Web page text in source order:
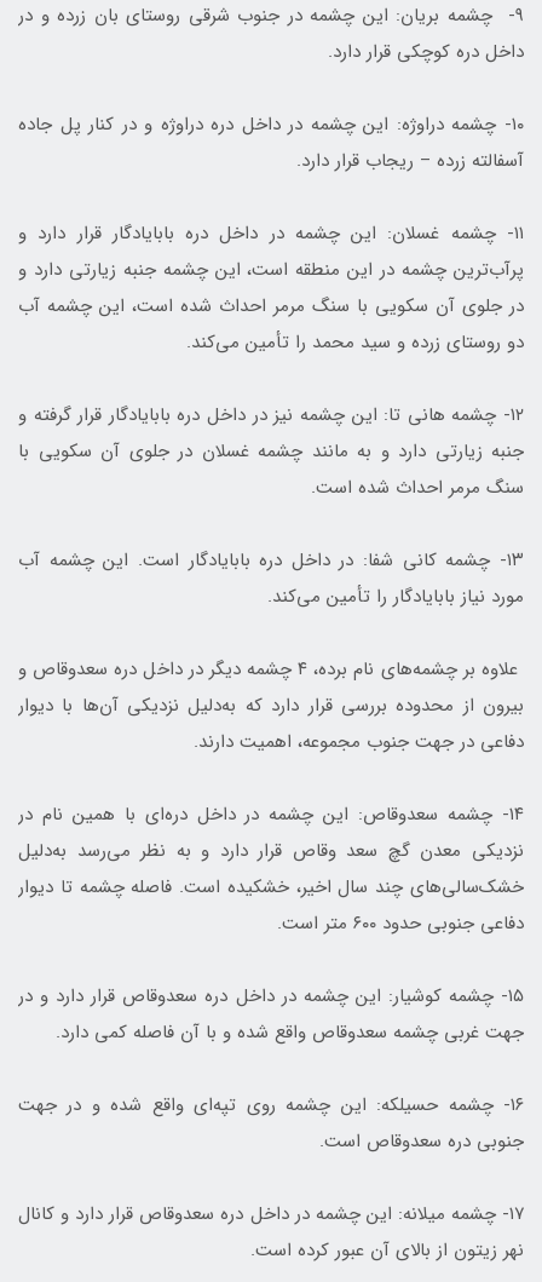
۹- چشمه بریان: این چشمه در جنوب شرقی روستای بان زرده و در
داخل دره کوچکی قرار دارد.
۱۰- چشمه دراوژه: این چشمه در داخل دره دراوژه و در کنار پل جاده
آسفالته زرده – ریجاب قرار دارد.
۱۱- چشمه غسلان: این چشمه در داخل دره بابایادگار قرار دارد و
پرآب‌ترین چشمه در این منطقه است، این چشمه جنبه زیارتی دارد و
در جلوی آن سکویی با سنگ مرمر احداث شده است، این چشمه آب
دو روستای زرده و سید محمد را تأمین می‌کند.
۱۲- چشمه هانی تا: این چشمه نیز در داخل دره بابایادگار قرار گرفته و
جنبه زیارتی دارد و به مانند چشمه غسلان در جلوی آن سکویی با
سنگ مرمر احداث شده است.
۱۳- چشمه کانی شفا: در داخل دره بابایادگار است. این چشمه آب
مورد نیاز بابایادگار را تأمین می‌کند.
علاوه بر چشمه‌های نام برده، ۴ چشمه دیگر در داخل دره سعدوقاص و
بیرون از محدوده بررسی قرار دارد که به‌دلیل نزدیکی آن‌ها با دیوار
دفاعی در جهت جنوب مجموعه، اهمیت دارند.
۱۴- چشمه سعدوقاص: این چشمه در داخل دره‌ای با همین نام در
نزدیکی معدن گچ سعد وقاص قرار دارد و به نظر می‌رسد به‌دلیل
خشک‌سالی‌های چند سال اخیر، خشکیده است. فاصله چشمه تا دیوار
دفاعی جنوبی حدود ۶۰۰ متر است.
۱۵- چشمه کوشیار: این چشمه در داخل دره سعدوقاص قرار دارد و در
جهت غربی چشمه سعدوقاص واقع شده و با آن فاصله کمی دارد.
۱۶- چشمه حسیلکه: این چشمه روی تپه‌ای واقع شده و در جهت
جنوبی دره سعدوقاص است.
۱۷- چشمه میلانه: این چشمه در داخل دره سعدوقاص قرار دارد و کانال
نهر زیتون از بالای آن عبور کرده است.